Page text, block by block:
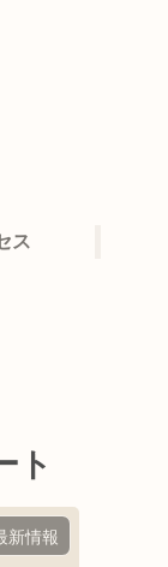
ス
ト
新情報